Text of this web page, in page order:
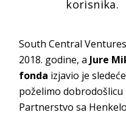
korisnika.
South Central
2018. godine, a Jure
fonda izjavio je
poželimo dobrodošlicu
Partnerstvo sa